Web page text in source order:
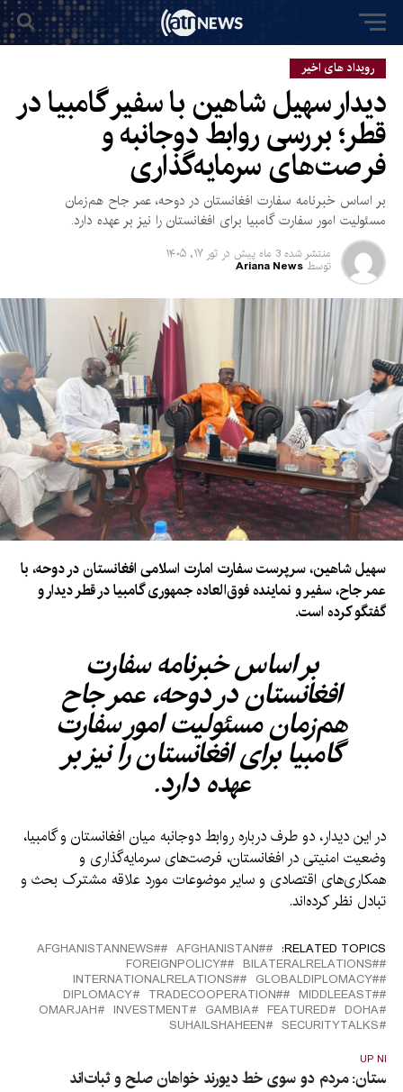
رویداد های اخیر
دیدار سهیل شاهین با سفیر گامبیا در
قطر؛ بررسی روابط دوجانبه و
فرصت‌های سرمایه‌گذاری
بر اساس خبرنامه سفارت افغانستان در دوحه، عمر جاح هم‌زمان
مسئولیت امور سفارت گامبیا برای افغانستان را نیز بر عهده دارد.
منتشر شده 3 ماه پیش در ثور ۱۷, ۱۴۰۵
توسط Ariana News
سهیل شاهین، سرپرست سفارت امارت اسلامی افغانستان در دوحه، با
عمر جاح، سفیر و نماینده فوق‌العاده جمهوری گامبیا در قطر دیدار و
گفتگو کرده است.
بر اساس خبرنامه سفارت
افغانستان در دوحه، عمر جاح
هم‌زمان مسئولیت امور سفارت
گامبیا برای افغانستان را نیز بر
عهده دارد.
در این دیدار، دو طرف درباره روابط دوجانبه میان افغانستان و گامبیا،
وضعیت امنیتی در افغانستان، فرصت‌های سرمایه‌گذاری و
همکاری‌های اقتصادی و سایر موضوعات مورد علاقه مشترک بحث و
تبادل نظر کرده‌اند.
RELATED TOPICS: #َAFGHANISTAN
#AFGHANISTANNEWS
#BILATERALRELATIONS
#FOREIGNPOLICY
#GLOBALDIPLOMACY
#INTERNATIONALRELATIONS
#MIDDLEEAST
#TRADECOOPERATION
DIPLOMACY
DOHA
FEATURED
GAMBIA
INVESTMENT
OMARJAH
SECURITYTALKS
SUHAILSHAHEEN
UP
مردم دو سوی خط دیورند خواهان صلح و ثبات‌اند